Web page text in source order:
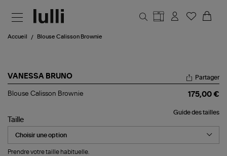
Accueil Blouse Calisson Brownie
VANESSA BRUNO
Blouse
Partager
Blouse Calisson Brownie 175,00 €
Guide des tailles
Taille
Prendre votre taille habituelle.